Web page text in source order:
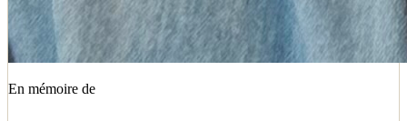
En mémoire de